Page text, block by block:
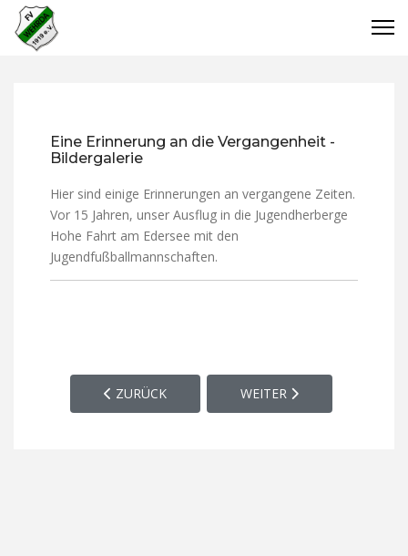
Eine Erinnerung an die Vergangenheit -
Bildergalerie
Hier sind einige Erinnerungen an vergangene Zeiten.
Vor 15 Jahren, unser Ausflug in die Jugendherberge
Hohe Fahrt am Edersee mit den
Jugendfußballmannschaften.
VORHERIGER BEITRAG: SPORTPLATZ,
ZURÜCK NÄCHSTER BEITRAG: OFF
WEITER